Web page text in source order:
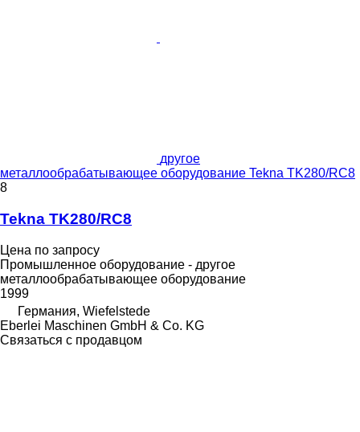
другое
металлообрабатывающее оборудование Tekna TK280/RC8
8
Tekna TK280/RC8
Цена по запросу
Промышленное оборудование - другое
металлообрабатывающее оборудование
1999
Германия, Wiefelstede
Eberlei Maschinen GmbH & Co. KG
Связаться с продавцом